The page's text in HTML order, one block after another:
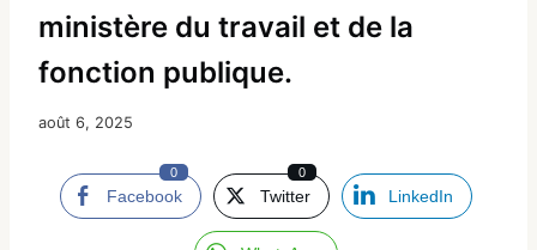
ministère du travail et de la
fonction publique.
août 6, 2025
Facebook
0
Twitter
0
LinkedIn